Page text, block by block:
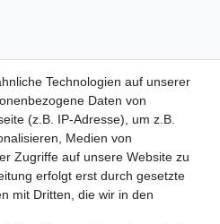
Technologien auf unserer
Daten von
(z.B. IP-Adresse), um z.B.
Medien von
Zugriffe auf unsere Website zu
erfolgt erst durch gesetzte
mit Dritten, die wir in den